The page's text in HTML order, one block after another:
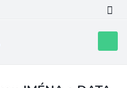
košík